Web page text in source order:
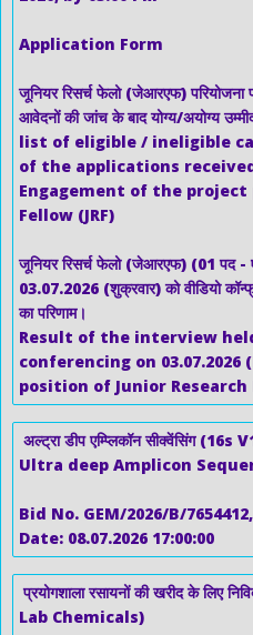
Application Form
जूनियर रिसर्च फेलो (जेआरएफ) परियोजना
आवेदनों की जांच के बाद योग्य/अयोग्य
list of eligible / ineligible
of the applications
Engagement of the project
Fellow (JRF)
जूनियर रिसर्च फेलो (जेआरएफ) (01 पद -
03.07.2026 (शुक्रवार) को वीडियो
का परिणाम।
Result of the interview
conferencing on
position of Junior Research
अल्ट्रा डीप एम्प्लिकॉन सीक्वेंसिंग
Ultra deep Amplicon
Bid No. GEM/2026/B/
Date: 08.07.2026 17:00:00
प्रयोगशाला रसायनों की खरीद के
Lab Chemicals)